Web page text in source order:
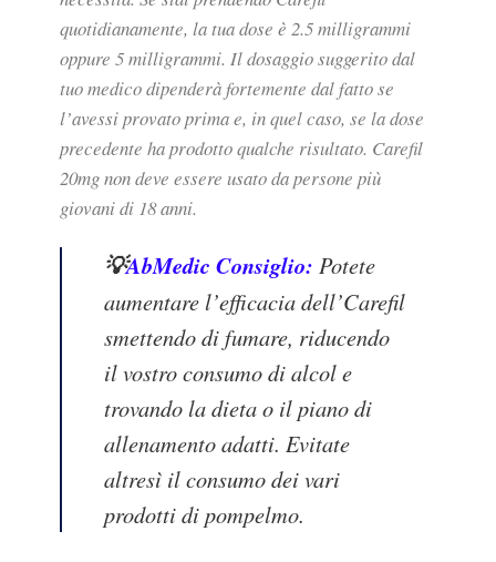
quotidianamente, la tua dose è 2.5 milligrammi
oppure 5 milligrammi. Il dosaggio suggerito dal
tuo medico dipenderà fortemente dal fatto se
l’avessi provato prima e, in quel caso, se la dose
precedente ha prodotto qualche risultato. Carefil
20mg non deve essere usato da persone più
giovani di 18 anni.
💡AbMedic Consiglio:Potete
aumentare l’efficacia dell’Carefil
smettendo di fumare, riducendo
il vostro consumo di alcol e
trovando la dieta o il piano di
allenamento adatti. Evitate
altresì il consumo dei vari
prodotti di pompelmo.